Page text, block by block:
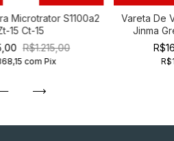
Microtrator S1100a2
15 Ct-15
R$1.215,00
com Pix
Vareta De
Jinma